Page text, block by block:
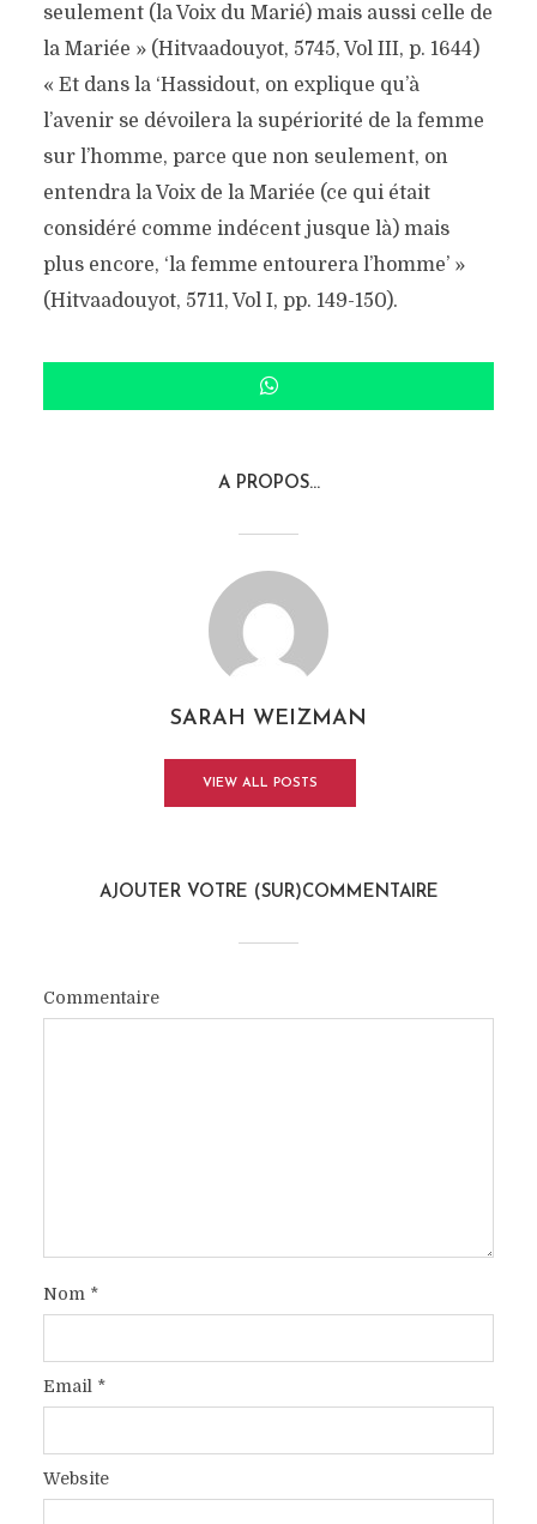
8 min. de lecture
Ajouter votre (sur)commentaire
seulement (la Voix du Marié) mais aussi celle de
la Mariée » (Hitvaadouyot, 5745, Vol III, p. 1644)
« Et dans la ‘Hassidout, on explique qu’à
l’avenir se dévoilera la supériorité de la femme
sur l’homme, parce que non seulement, on
entendra la Voix de la Mariée (ce qui était
considéré comme indécent jusque là) mais
plus encore, ‘la femme entourera l’homme’ »
(Hitvaadouyot, 5711, Vol I, pp. 149-150).
A PROPOS...
SARAH WEIZMAN
VIEW ALL POSTS
AJOUTER VOTRE (SUR)COMMENTAIRE
Commentaire
Nom *
Email *
Website